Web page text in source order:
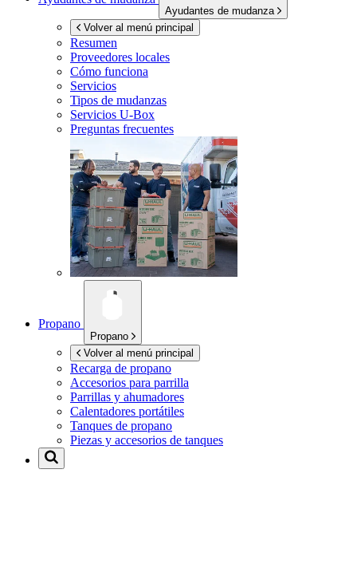
Ayudantes de mudanza
Volver al menú principal
Resumen
Proveedores locales
Cómo funciona
Servicios
Tipos de mudanzas
Servicios U-Box
Preguntas frecuentes
Propano
Propano
Volver al menú principal
Recarga de propano
Accesorios para parrilla
Parrillas y ahumadores
Calentadores portátiles
Tanques de propano
Piezas y accesorios de tanques